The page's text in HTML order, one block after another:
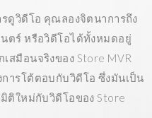
ดูวิดีโอ คุณลองจิตนาการถึง
ตร์ หรือวิดีโอได้ทั้งหมดอยู่
มือนจริงของ Store MVR
ารโต้ตอบกับวิดีโอ ซึ่งมันเป็น
ติใหม่กับวิดีโอของ Store